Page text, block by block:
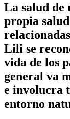
La salud de
propia
Lili se
vida de los
general va
e involucra
entorno